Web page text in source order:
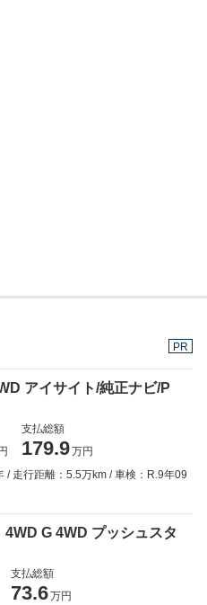
PR
アイサイト/純正ナビ/P
支払総額
179.9万円
走行距離：5.5万km
車検：R.9年09
G 4WD プッシュスタ
支払総額
73.6万円